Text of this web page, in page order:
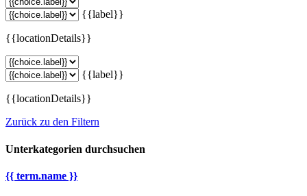
{{label}}
{{locationDetails}}
{{label}}
{{locationDetails}}
Zurück zu den Filtern
Unterkategorien durchsuchen
{{ term.name }}